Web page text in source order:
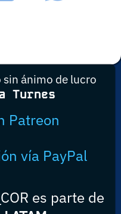
sin ánimo de lucro
Turnes
Patreon
vía PayPal
es parte de